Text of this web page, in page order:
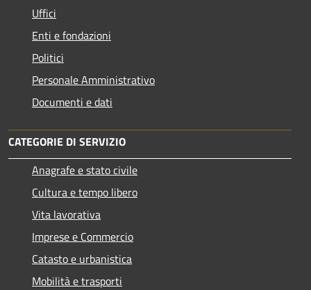
Uffici
Enti e fondazioni
Politici
Personale Amministrativo
Documenti e dati
CATEGORIE DI SERVIZIO
Anagrafe e stato civile
Cultura e tempo libero
Vita lavorativa
Imprese e Commercio
Catasto e urbanistica
Mobilità e trasporti